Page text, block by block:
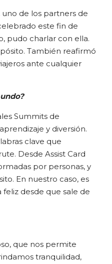
uno de los partners de
este fin de
pudo charlar con ella.
También reafirmó
ante cualquier
Summits de
y diversión.
clave que
Desde Assist Card
por personas, y
En nuestro caso, es
desde que sale de
que nos permite
tranquilidad,